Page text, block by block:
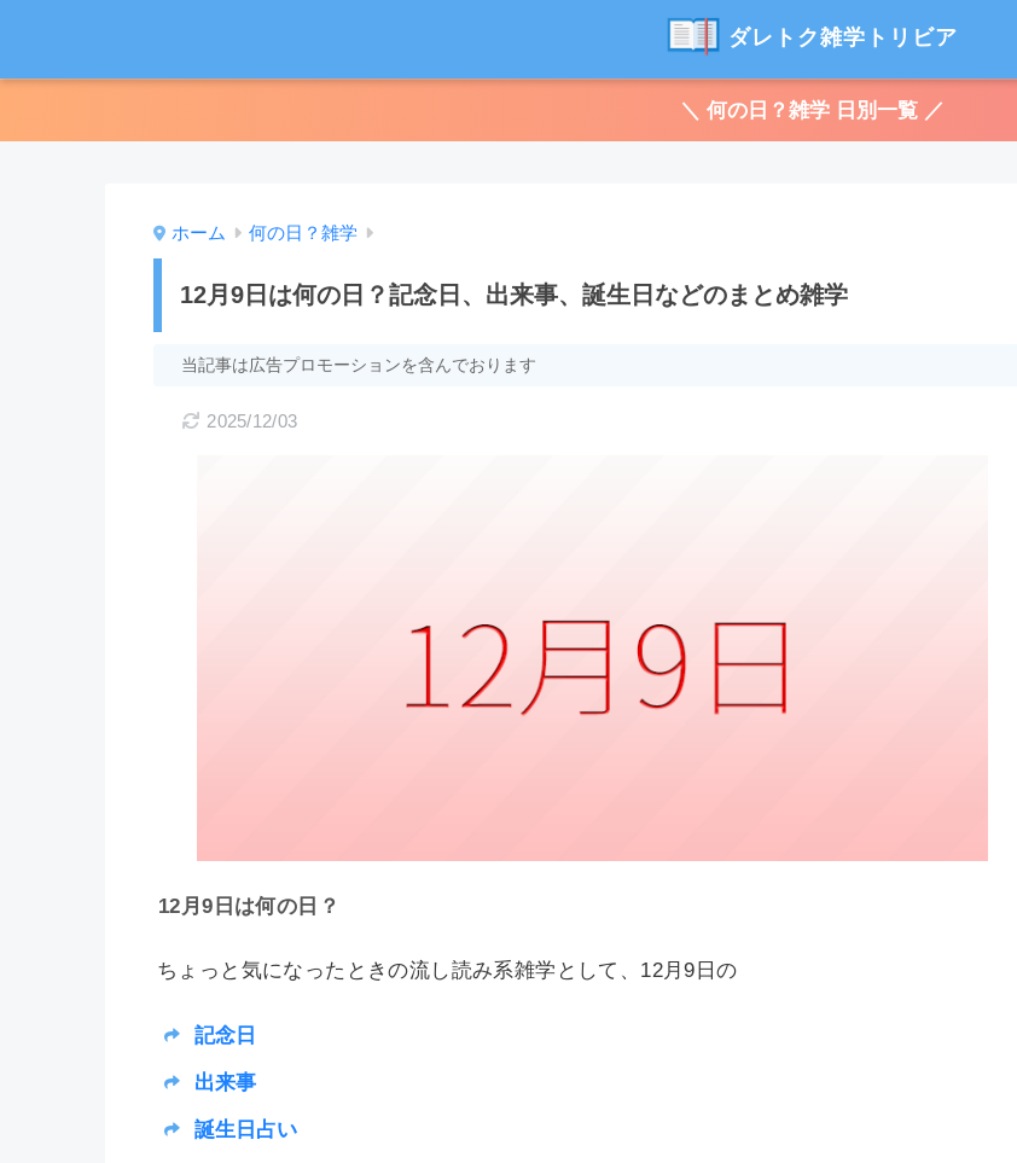
ダレトク雑学トリビア
＼ 何の日？雑学 日別一覧 ／
ホーム 何の日？雑学
12月9日は何の日？記念日、出来事、誕生日などのまとめ雑学
当記事は広告プロモーションを含んでおります
2025/12/03
12月9日は何の日？
ちょっと気になったときの流し読み系雑学として、12月9日の
記念日
出来事
誕生日占い